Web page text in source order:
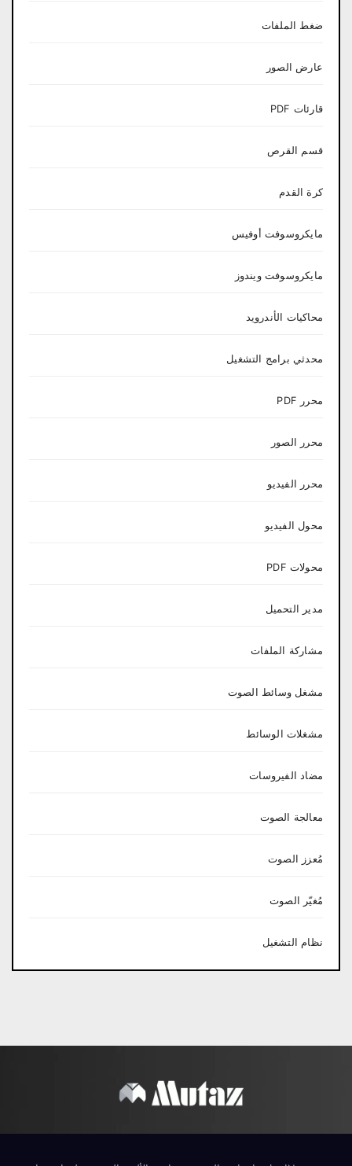
ضغط الملفات
عارض الصور
قارئات PDF
قسم القرص
كرة القدم
مايكروسوفت أوفيس
مايكروسوفت ويندوز
محاكيات الأندرويد
محدثي برامج التشغيل
محرر PDF
محرر الصور
محرر الفيديو
محول الفيديو
محولات PDF
مدير التحميل
مشاركة الملفات
مشغل وسائط الصوت
مشغلات الوسائط
مضاد الفيروسات
معالجة الصوت
مُعزز الصوت
مُغيّر الصوت
نظام التشغيل